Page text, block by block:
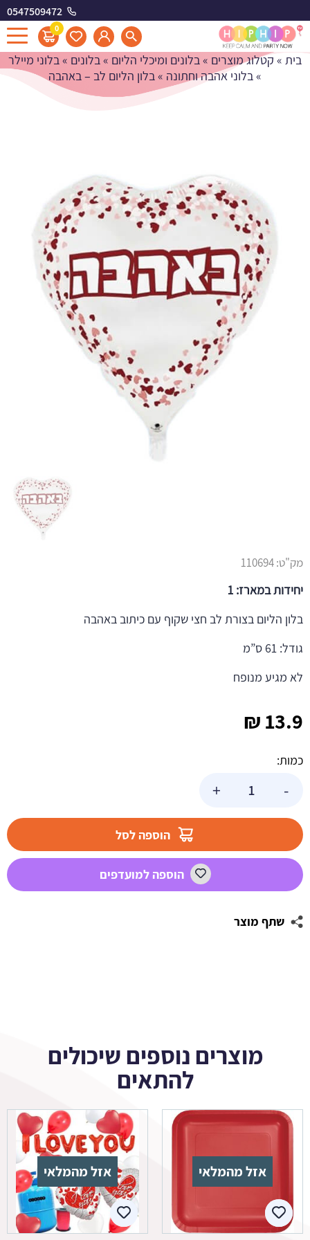
0547509472
0
בלון הליום לב - באהבה
בית » קטלוג מוצרים »בלונים ומיכלי הליום »בלונים »בלוני מיילר
»בלוני אהבה וחתונה »בלון הליום לב – באהבה
13.9
₪
כמות:
-
-
+
הוספה לסל
הוספה למועדפים
שתף מוצר
מק"ט:110694
יחידות במארז: 1
בלון הליום בצורת לב חצי שקוף עם כיתוב באהבה
גודל: 61 ס”מ
לא מגיע מנופח
מוצרים נוספים שיכולים
להתאים
אזל מהמלאי אזל מהמלאי